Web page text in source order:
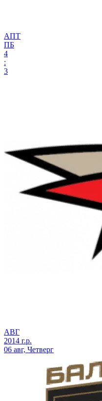
АПТ
ПБ
4
:
3
АВГ
2014 г.р.
06 авг, Четверг